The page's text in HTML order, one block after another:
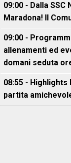
09:00 - Dalla
Maradona! Il
09:00 -
allenamenti ed
domani seduta
08:55 - Highlights
partita